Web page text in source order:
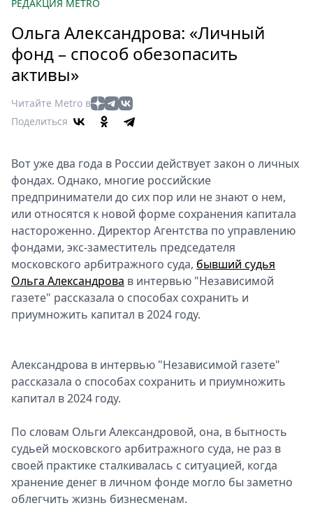
Мир
Здоровье
Еда
Туризм
Мода
Афиша
Книги
Выставки
Пресс-
релизы
О
Metro
Стримы
Выборы
2026
Скачай
РЕДАКЦИЯ METRO
Ольга Александрова: «Личный
фонд – способ обезопасить
активы»
Читайте Metro в
Поделиться
Вот уже два года в России действует закон о личных
фондах. Однако, многие российские
предприниматели до сих пор или не знают о нем,
или относятся к новой форме сохранения капитала
настороженно. Директор Агентства по управлению
фондами, экс-заместитель председателя
московского арбитражного суда, бывший судья
Ольга Александрова в интервью "Независимой
газете" рассказала о способах сохранить и
приумножить капитал в 2024 году.
Александрова в интервью "Независимой газете"
рассказала о способах сохранить и приумножить
капитал в 2024 году.
По словам Ольги Александровой, она, в бытность
судьей московского арбитражного суда, не раз в
своей практике сталкивалась с ситуацией, когда
хранение денег в личном фонде могло бы заметно
облегчить жизнь бизнесменам.